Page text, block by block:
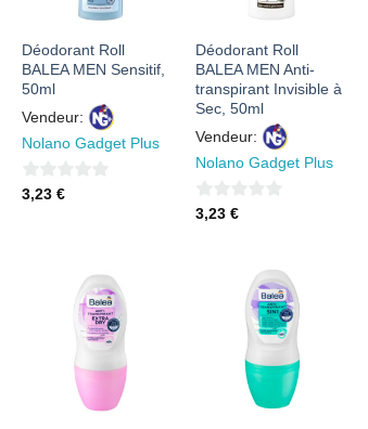
Déodorant Roll
BALEA MEN Sensitif,
50ml
Vendeur:
Nolano Gadget Plus
0
3,23 €
Déodorant Roll
BALEA MEN Anti-
transpirant Invisible à
Sec, 50ml
Vendeur:
Nolano Gadget Plus
0
3,23 €
AJOUTER
À MES
FAVORIS
AJOUTER
À MES
FAVORIS